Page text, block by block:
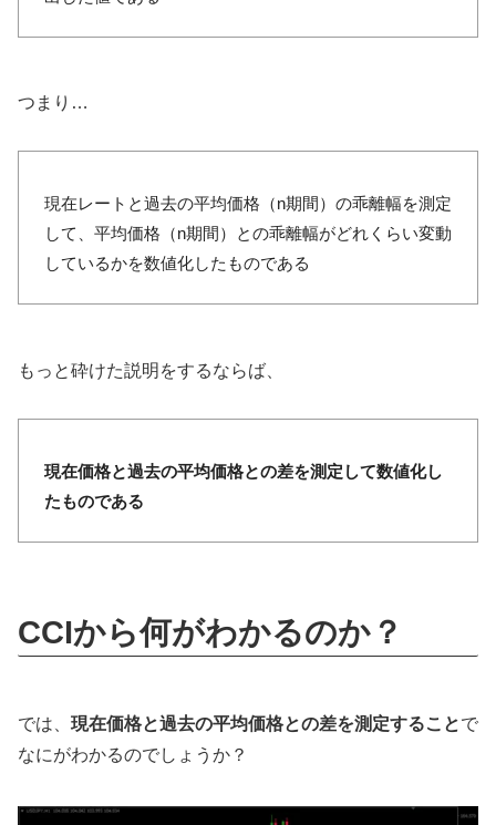
つまり…
現在レートと過去の平均価格（n期間）の乖離幅を測定
して、平均価格（n期間）との乖離幅がどれくらい変動
しているかを数値化したものである
もっと砕けた説明をするならば、
現在価格と過去の平均価格との差を測定して数値化し
たものである
CCIから何がわかるのか？
では、 現在価格と過去の平均価格との差を測定することで
なにがわかるのでしょうか？